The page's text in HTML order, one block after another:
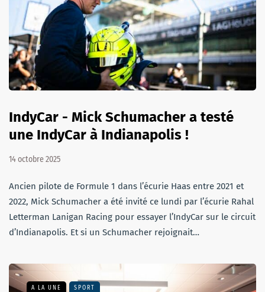
IndyCar - Mick Schumacher a testé
une IndyCar à Indianapolis !
14 octobre 2025
Ancien pilote de Formule 1 dans l’écurie Haas entre 2021 et
2022, Mick Schumacher a été invité ce lundi par l’écurie Rahal
Letterman Lanigan Racing pour essayer l’IndyCar sur le circuit
d’Indianapolis. Et si un Schumacher rejoignait…
A LA UNE SPORT